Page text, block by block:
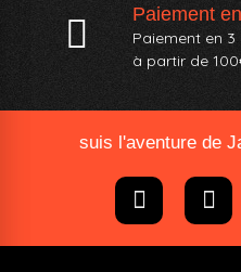
sécurité des jeunes pratiquants.
COMMENT BIEN
POUR VOTRE ENFANT ?
TYPE DE PROTECTION :
Coudières à coque rigide :
contre les chocs violents
,
roller agressif.
Coudières souples: Plus
Paiement
Paiement en 3
à partir de
suis l'aventure de